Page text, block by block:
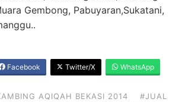
Gembong, Pabuyaran,Sukatani,
Facebook Twitter/X WhatsApp
AQIQAH BEKASI 2014
#JUAL